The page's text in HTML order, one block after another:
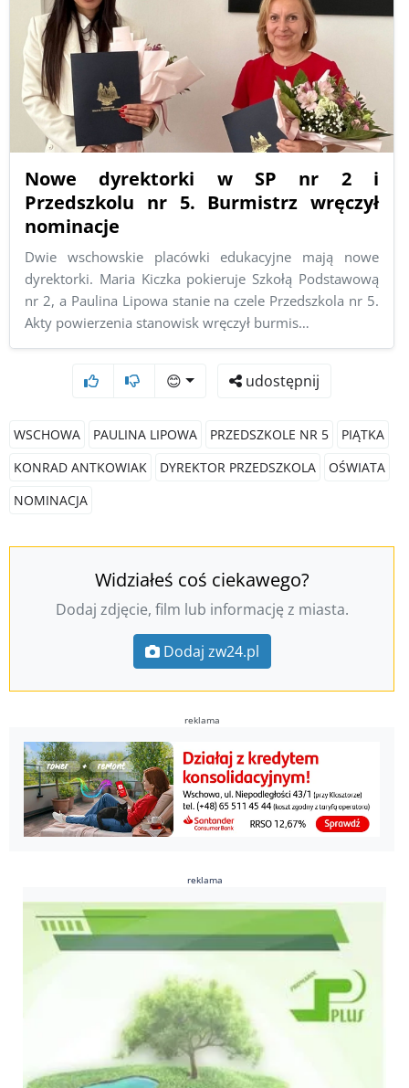
Nowe dyrektorki w SP nr 2 i
Przedszkolu nr 5. Burmistrz wręczył
nominacje
Dwie wschowskie placówki edukacyjne mają nowe
dyrektorki. Maria Kiczka pokieruje Szkołą Podstawową
nr 2, a Paulina Lipowa stanie na czele Przedszkola nr 5.
Akty powierzenia stanowisk wręczył burmis…
😊 udostępnij
WSCHOWA PAULINA LIPOWA PRZEDSZKOLE NR 5
PIĄTKA
KONRAD ANTKOWIAK
DYREKTOR PRZEDSZKOLA
OŚWIATA
NOMINACJA
Widziałeś coś ciekawego?
Dodaj zdjęcie, film lub informację z miasta.
Dodaj zw24.pl
reklama
reklama